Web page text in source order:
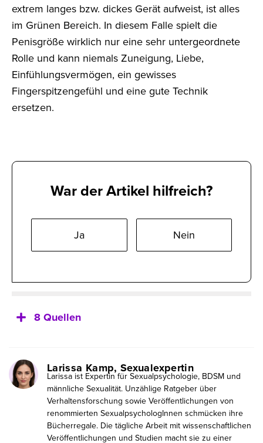
extrem langes bzw. dickes Gerät aufweist, ist alles
im Grünen Bereich. In diesem Falle spielt die
Penisgröße wirklich nur eine sehr untergeordnete
Rolle und kann niemals Zuneigung, Liebe,
Einfühlungsvermögen, ein gewisses
Fingerspitzengefühl und eine gute Technik
ersetzen.
War der Artikel hilfreich?
Ja Nein
8 Quellen
Larissa Kamp, Sexualexpertin
Larissa ist Expertin für Sexualpsychologie, BDSM und
männliche Sexualität. Unzählige Ratgeber über
Verhaltensforschung sowie Veröffentlichungen von
renommierten SexualpsychologInnen schmücken ihre
Bücherregale. Die tägliche Arbeit mit wissenschaftlichen
Veröffentlichungen und Studien macht sie zu einer